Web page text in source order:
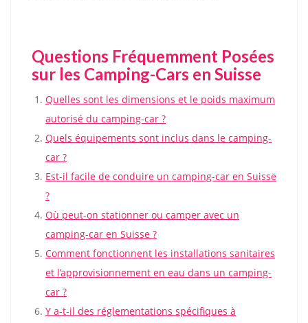
Questions Fréquemment Posées
sur les Camping-Cars en Suisse
Quelles sont les dimensions et le poids maximum
autorisé du camping-car ?
Quels équipements sont inclus dans le camping-
car ?
Est-il facile de conduire un camping-car en Suisse
?
Où peut-on stationner ou camper avec un
camping-car en Suisse ?
Comment fonctionnent les installations sanitaires
et l’approvisionnement en eau dans un camping-
car ?
Y a-t-il des réglementations spécifiques à